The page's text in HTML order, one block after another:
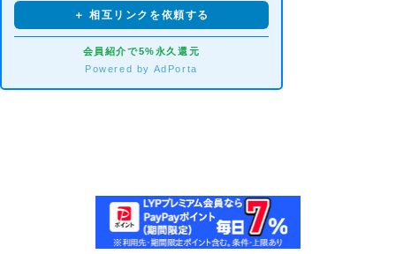
＋ 相互リンクを依頼する
会員紹介で5%永久還元
Powered by AdPorta